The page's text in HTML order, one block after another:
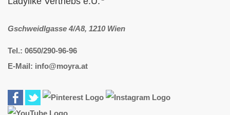
Gschweidlgasse 4/A8, 1210 Wien
Tel.: 0650/290-96-96
E-Mail: info@moyra.at